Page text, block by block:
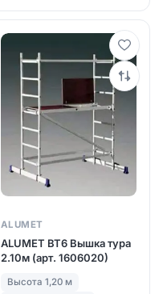
ALUMET
ALUMET ВТ6 Вышка тура
2.10м (арт. 1606020)
Высота 1,20 м